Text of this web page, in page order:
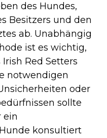
des Hundes,
Besitzers und den
ab. Unabhängig
ist es wichtig,
Red Setters
notwendigen
oder
sollte
ein
konsultiert